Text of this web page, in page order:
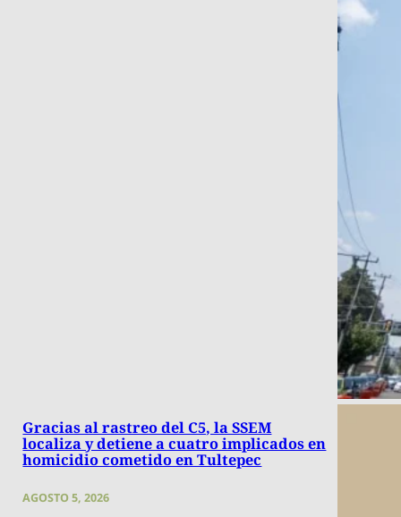
Gracias al rastreo del C5, la SSEM
localiza y detiene a cuatro implicados en
homicidio cometido en Tultepec
AGOSTO 5, 2026